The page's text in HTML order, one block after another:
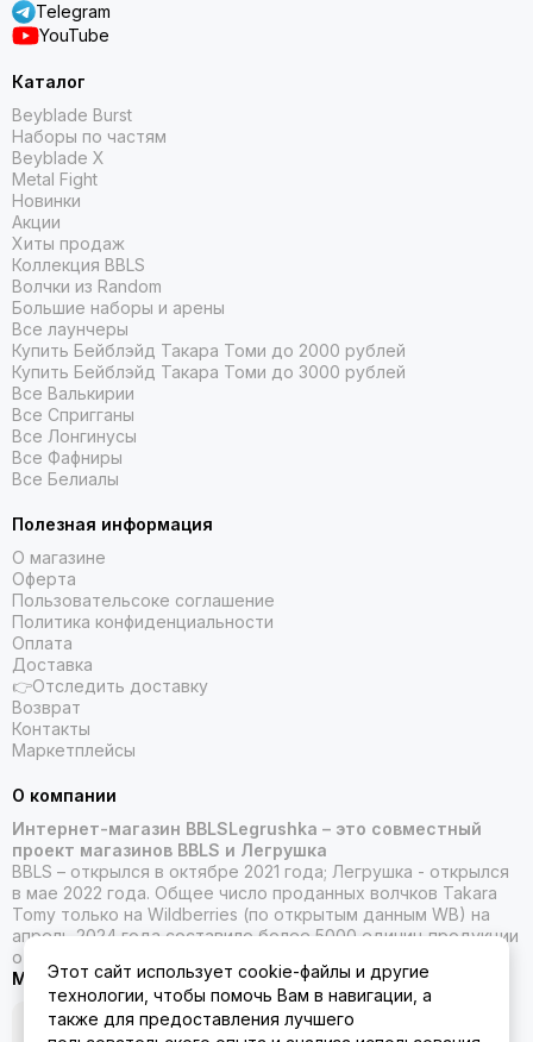
Telegram
YouTube
Каталог
Beyblade Burst
Наборы по частям
Beyblade X
Metal Fight
Новинки
Акции
Хиты продаж
Коллекция BBLS
Волчки из Random
Большие наборы и арены
Все лаунчеры
Купить Бейблэйд Такара Томи до 2000 рублей
Купить Бейблэйд Такара Томи до 3000 рублей
Все Валькирии
Все Спригганы
Все Лонгинусы
Все Фафниры
Все Белиалы
Полезная информация
О магазине
Оферта
Пользовательсоке соглашение
Политика конфиденциальности
Оплата
Доставка
👉Отследить доставку
Возврат
Контакты
Маркетплейсы
О компании
Интернет-магазин BBLSLegrushka – это совместный
проект магазинов BBLS и Легрушка
BBLS – открылся в октябре 2021 года; Легрушка - открылся
в мае 2022 года. Общее число проданных волчков Takara
Tomy только на Wildberries (по открытым данным WB) на
апрель 2024 года составило более 5000 единиц продукции
от Такара Томи.
Мы в социальных сетях
Этот сайт использует cookie-файлы и другие
технологии, чтобы помочь Вам в навигации, а
также для предоставления лучшего